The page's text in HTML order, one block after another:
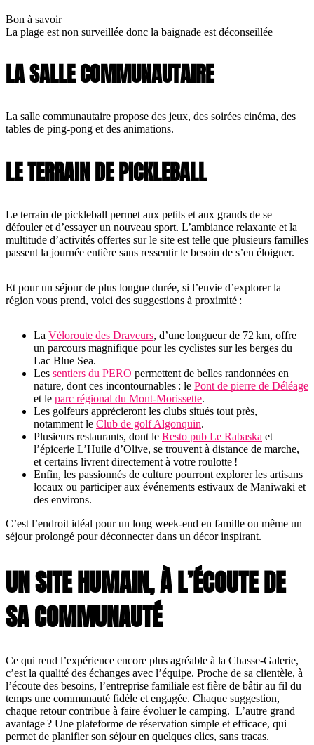
Bon à savoir
La plage est non surveillée donc la baignade est déconseillée
LA SALLE COMMUNAUTAIRE
La salle communautaire propose des jeux, des soirées cinéma, des
tables de ping-pong et des animations.
LE TERRAIN DE PICKLEBALL
Le terrain de pickleball permet aux petits et aux grands de se
défouler et d’essayer un nouveau sport. L’ambiance relaxante et la
multitude d’activités offertes sur le site est telle que plusieurs familles
passent la journée entière sans ressentir le besoin de s’en éloigner.
Et pour un séjour de plus longue durée, si l’envie d’explorer la
région vous prend, voici des suggestions à proximité :
La Véloroute des Draveurs, d’une longueur de 72 km, offre
un parcours magnifique pour les cyclistes sur les berges du
Lac Blue Sea.
Les sentiers du PERO permettent de belles randonnées en
nature, dont ces incontournables : le Pont de pierre de Déléage
et le parc régional du Mont-Morissette.
Les golfeurs apprécieront les clubs situés tout près,
notamment le Club de golf Algonquin.
Plusieurs restaurants, dont le Resto pub Le Rabaska et
l’épicerie L’Huile d’Olive, se trouvent à distance de marche,
et certains livrent directement à votre roulotte !
Enfin, les passionnés de culture pourront explorer les artisans
locaux ou participer aux événements estivaux de Maniwaki et
des environs.
C’est l’endroit idéal pour un long week-end en famille ou même un
séjour prolongé pour déconnecter dans un décor inspirant.
UN SITE HUMAIN, À L’ÉCOUTE DE
SA COMMUNAUTÉ
Ce qui rend l’expérience encore plus agréable à la Chasse-Galerie,
c’est la qualité des échanges avec l’équipe. Proche de sa clientèle, à
l’écoute des besoins, l’entreprise familiale est fière de bâtir au fil du
temps une communauté fidèle et engagée. Chaque suggestion,
chaque retour contribue à faire évoluer le camping. L’autre grand
avantage ? Une plateforme de réservation simple et efficace, qui
permet de planifier son séjour en quelques clics, sans tracas.